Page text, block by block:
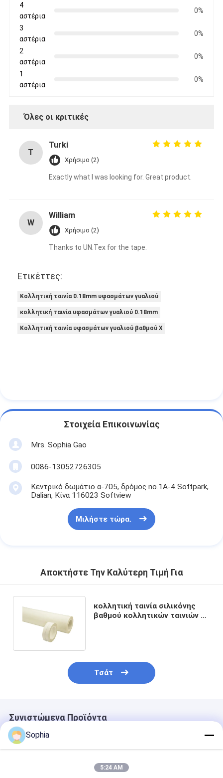
Κολλητική ταινία της PET
Ρίψη επένδυσης ακρίβειας
Ηλεκτρική πίνακα μόνωσης
4
αστέρια
0%
3
αστέρια
0%
2
αστέρια
0%
1
αστέρια
0%
Όλες οι κριτικές
T
Turki
Χρήσιμο (2)
Exactly what I was looking for. Great product.
W
William
Χρήσιμο (2)
Thanks to UN.Tex for the tape.
Ετικέττες:
Κολλητική ταινία 0.18mm υφασμάτων γυαλιού
κολλητική ταινία υφασμάτων γυαλιού 0.18mm
Κολλητική ταινία υφασμάτων γυαλιού βαθμού Χ
Στοιχεία Επικοινωνίας
Mrs. Sophia Gao
0086-13052726305
Κεντρικό δωμάτιο α-705, δρόμος no.1A-4 Softpark,
Dalian, Κίνα 116023 Softview
Μιλήστε τώρα.
Αποκτήστε Την Καλύτερη Τιμή Για
κολλητική ταινία σιλικόνης
βαθμού κολλητικών ταινιών Χ
Τσάτ
Συνιστώμενα Προϊόντα
Sophia
5:24 AM